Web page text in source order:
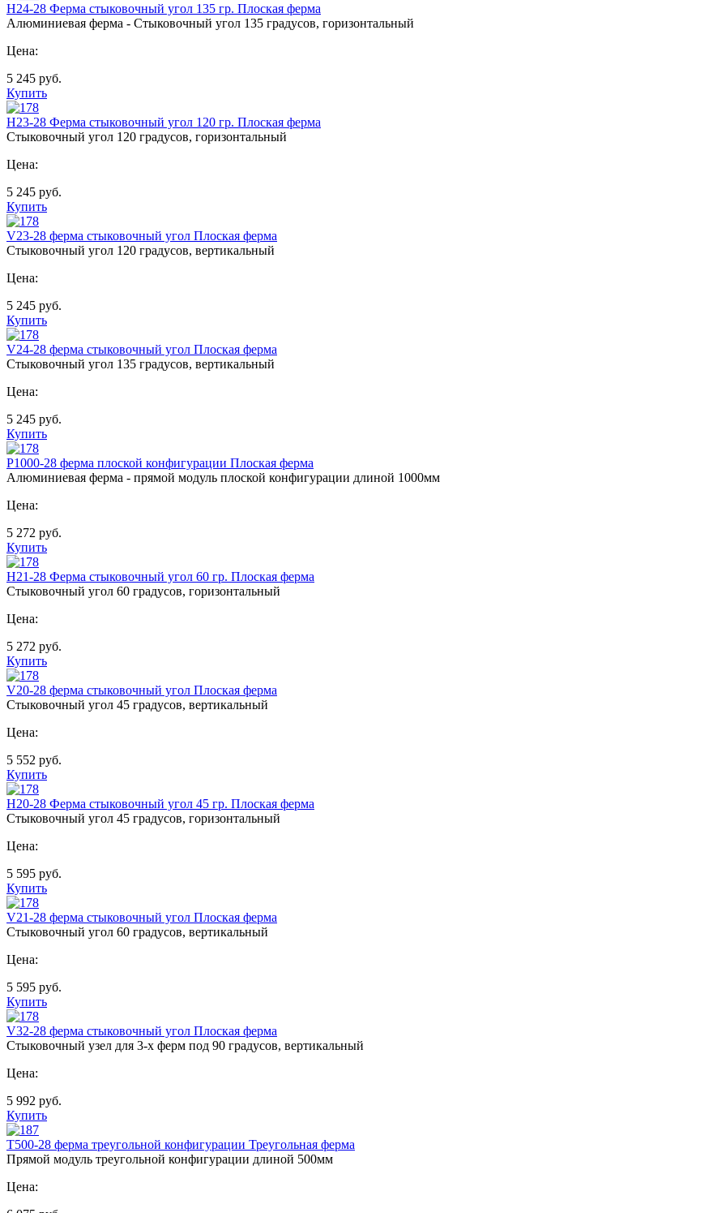
Н24-28 Ферма стыковочный угол 135 гр. Плоская ферма
Алюминиевая ферма - Стыковочный угол 135 градусов, горизонтальный
Цена:
5 245 руб.
Купить
Н23-28 Ферма стыковочный угол 120 гр. Плоская ферма
Стыковочный угол 120 градусов, горизонтальный
Цена:
5 245 руб.
Купить
V23-28 ферма стыковочный угол Плоская ферма
Стыковочный угол 120 градусов, вертикальный
Цена:
5 245 руб.
Купить
V24-28 ферма стыковочный угол Плоская ферма
Стыковочный угол 135 градусов, вертикальный
Цена:
5 245 руб.
Купить
P1000-28 ферма плоской конфигурации Плоская ферма
Алюминиевая ферма - прямой модуль плоской конфигурации длиной 1000мм
Цена:
5 272 руб.
Купить
Н21-28 Ферма стыковочный угол 60 гр. Плоская ферма
Стыковочный угол 60 градусов, горизонтальный
Цена:
5 272 руб.
Купить
V20-28 ферма стыковочный угол Плоская ферма
Стыковочный угол 45 градусов, вертикальный
Цена:
5 552 руб.
Купить
Н20-28 Ферма стыковочный угол 45 гр. Плоская ферма
Стыковочный угол 45 градусов, горизонтальный
Цена:
5 595 руб.
Купить
V21-28 ферма стыковочный угол Плоская ферма
Стыковочный угол 60 градусов, вертикальный
Цена:
5 595 руб.
Купить
V32-28 ферма стыковочный угол Плоская ферма
Стыковочный узел для 3-х ферм под 90 градусов, вертикальный
Цена:
5 992 руб.
Купить
Т500-28 ферма треугольной конфигурации Треугольная ферма
Прямой модуль треугольной конфигурации длиной 500мм
Цена: